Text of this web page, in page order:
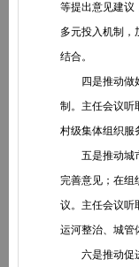
等提出意见建议
多元投入机制，
结合。
四是推动做好
制。主任会议听
村级集体组织服
五是推动城市
完善意见；在组
议。主任会议听
运河整治、城管
六是推动促进